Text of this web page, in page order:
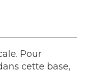
Pour
cette base,